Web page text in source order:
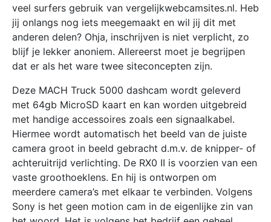
veel surfers gebruik van vergelijkwebcamsites.nl. Heb
jij onlangs nog iets meegemaakt en wil jij dit met
anderen delen? Ohja, inschrijven is niet verplicht, zo
blijf je lekker anoniem. Allereerst moet je begrijpen
dat er als het ware twee siteconcepten zijn.
Deze MACH Truck 5000 dashcam wordt geleverd
met 64gb MicroSD kaart en kan worden uitgebreid
met handige accessoires zoals een signaalkabel.
Hiermee wordt automatisch het beeld van de juiste
camera groot in beeld gebracht d.m.v. de knipper- of
achteruitrijd verlichting. De RX0 II is voorzien van een
vaste groothoeklens. En hij is ontworpen om
meerdere camera’s met elkaar te verbinden. Volgens
Sony is het geen motion cam in de eigenlijke zin van